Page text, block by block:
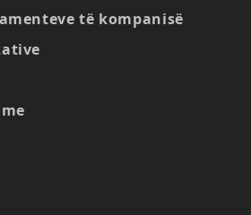
të kompanisë